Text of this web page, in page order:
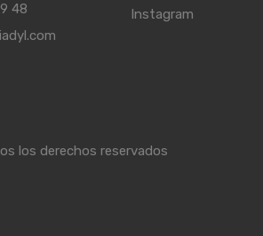
48
Instagram
los derechos reservados